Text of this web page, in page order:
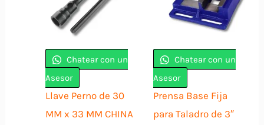
Chatear con un
Asesor
Llave Perno de 30
MM x 33 MM CHINA
Chatear con un
Asesor
Prensa Base Fija
para Taladro de 3″